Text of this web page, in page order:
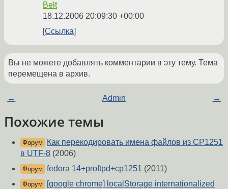
Belt
18.12.2006 20:09:30 +00:00
Ссылка
Вы не можете добавлять комментарии в эту тему. Тема
перемещена в архив.
← Admin →
Похожие темы
Форум
Как перекодировать имена файлов из CP1251
в UTF-8 (2006)
Форум fedora 14+proftpd+cp1251 (2011)
Форум
[google chrome] localStorage internationalized